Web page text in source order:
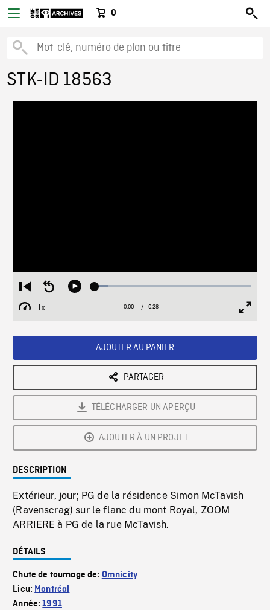
0
STK-ID 18563
Restart
from
beginning
Seek
Play Loaded:
1x
Playback
Current
0:00 / Duration
0:28
AJOUTER AU PANIER
PARTAGER
TÉLÉCHARGER UN APERÇU
AJOUTER À UN PROJET
DESCRIPTION
Extérieur, jour; PG de la résidence Simon McTavish
(Ravenscrag) sur le flanc du mont Royal, ZOOM
ARRIERE à PG de la rue McTavish.
DÉTAILS
Chute de tournage de: Omnicity
Lieu: Montréal
Année:1991